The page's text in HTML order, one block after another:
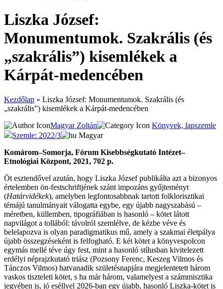
Liszka József:
Monumentumok. Szakrális (és
„szakrális”) kisemlékek a
Kárpát-medencében
Kezdőlap » Liszka József: Monumentumok. Szakrális (és
„szakrális”) kisemlékek a Kárpát-medencében
Magyar Zoltán
Könyvek, lapszemle
Szemle: 2022/3
Magyar
Komárom–Somorja, Fórum Kisebbségkutató Intézet–
Etnológiai Központ, 2021, 702 p.
Öt esztendővel azután, hogy Liszka József publikálta azt a bizonyos
értelemben ön-festschriftjének szánt impozáns gyűjteményt
(Határvidékek), amelyben legfontosabbnak tartott folklorisztikai
témájú tanulmányait válogatta egybe, egy újabb nagyszabású –
méretben, küllemben, tipográfiában is hasonló – kötet látott
napvilágot a tollából: távolról szemlélve, de kézbe véve és
belelapozva is olyan paradigmatikus mű, amely a szakmai életpálya
újabb összegzéseként is felfogható. E két kötet a könyvespolcon
egymás mellé téve úgy fest, mint a hasonló stílusban kivitelezett
erdélyi néprajzkutató triász (Pozsony Ferenc, Keszeg Vilmos és
Tánczos Vilmos) hatvanadik születésnapjára megjelentetett három
vaskos tiszteleti kötet, s ha már három, valamelyest a számmisztika
jegyében is, jó eséllyel 2026-ban egy újabb, hasonló Liszka-kötet is